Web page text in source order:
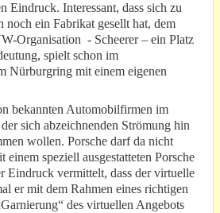
Eindruck. Interessant, dass sich zu
ein Fabrikat gesellt hat, dem
Organisation - Scheerer – ein Platz
spielt schon im
Nürburgring mit einem eigenen
bekannten Automobilfirmen im
sich abzeichnenden Strömung hin
wollen. Porsche darf da nicht
einem speziell ausgestatteten Porsche
Eindruck vermittelt, dass der virtuelle
er mit dem Rahmen eines richtigen
des virtuellen Angebots